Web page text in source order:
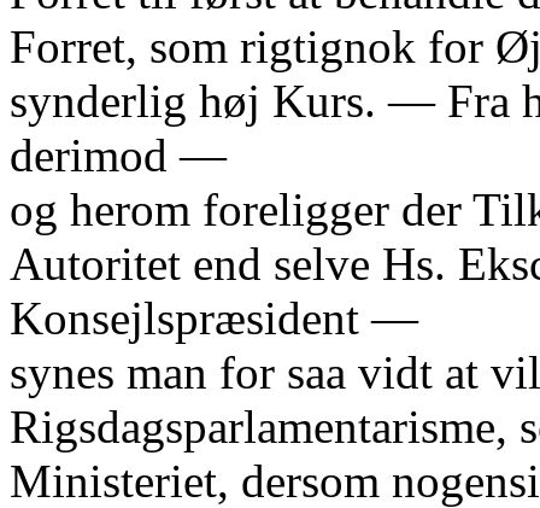
Forret, som rigtignok for
synderlig høj Kurs. — Fra
derimod —
og herom foreligger der
Autoritet end selve Hs.
Konsejlspræsident —
synes man for saa vidt at
Rigsdagsparlamentarisme,
Ministeriet, dersom